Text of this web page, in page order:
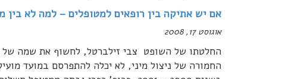
אם יש אתיקה בין רופאים למטופלים – למה לא בין
אוגוסט 17, 2008
החלטתו של השופט צבי זילברטל, לחשוף את שמה של
החמורה של ניצול מיני, לא יכלה להתפרסם במועד